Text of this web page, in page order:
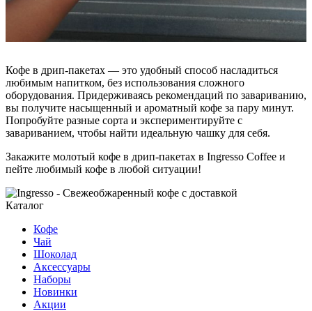
Кофе в дрип-пакетах — это удобный способ насладиться
любимым напитком, без использования сложного
оборудования. Придерживаясь рекомендаций по завариванию,
вы получите насыщенный и ароматный кофе за пару минут.
Попробуйте разные сорта и экспериментируйте с
завариванием, чтобы найти идеальную чашку для себя.
Закажите молотый кофе в дрип-пакетах в Ingresso Coffee и
пейте любимый кофе в любой ситуации!
Каталог
Кофе
Чай
Шоколад
Аксессуары
Наборы
Новинки
Акции